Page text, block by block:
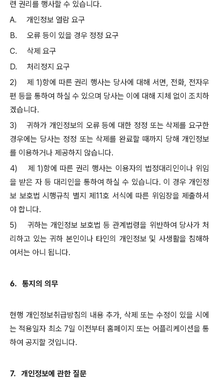
련 권리를 행사할 수 있습니다.
A.
개인정보 열람 요구
B.
오류 등이 있을 경우 정정 요구
C.
삭제 요구
D.
처리정지 요구
2)
제 1)항에 따른 권리 행사는 당사에 대해 서면,전화,전자우
편 등을 통하여 하실 수 있으며 당사는 이에 대해 지체 없이 조치하
겠습니다.
3)
귀하가 개인정보의 오류 등에 대한 정정 또는 삭제를 요구한
경우에는 당사는 정정 또는 삭제를 완료할 때까지 당해 개인정보
를 이용하거나 제공하지 않습니다.
4)
제 1)항에 따른 권리 행사는 이용자의 법정대리인이나 위임
을 받은 자 등 대리인을 통하여 하실 수 있습니다. 이 경우 개인정
보 보호법 시행규칙 별지 제 11호 서식에 따른 위임장을 제출하셔
야 합니다.
5)
귀하는 개인정보 보호법 등 관계법령을 위반하여 당사가 처
리하고 있는 귀하 본인이나 타인의 개인정보 및 사생활을 침해하
여서는 아니 됩니다.
6. 통지의 의무
현행 개인정보취급방침의 내용 추가, 삭제 또는 수정이 있을 시에
는 적용일자 최소 7일 이전부터 홈페이지 또는 어플리케이션을 통
하여 공지할 것입니다.
7. 개인정보에 관한 질문